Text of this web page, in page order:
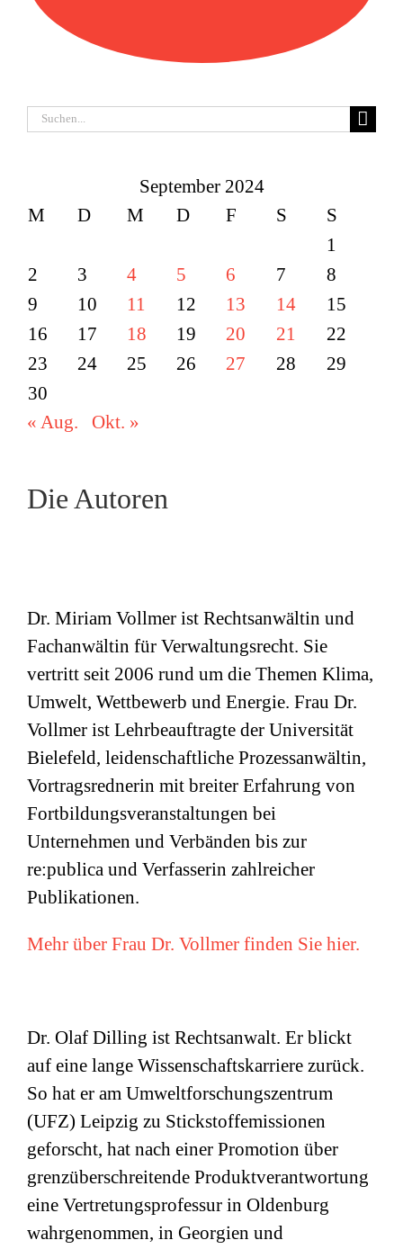
Suche
September 2024
M
D M D F S
S
1
2
3 4 5 6 7
8
9
10 11 12 13 14
15
16
17 18 19 20 21
22
23
24 25 26 27 28
29
30
« Aug.
Okt. »
Die Autoren
Dr. Miriam Vollmer ist Rechtsanwältin und
Fachanwältin für Verwaltungsrecht. Sie
vertritt seit 2006 rund um die Themen Klima,
Umwelt, Wettbewerb und Energie. Frau Dr.
Vollmer ist Lehrbeauftragte der Universität
Bielefeld, leidenschaftliche Prozessanwältin,
Vortragsrednerin mit breiter Erfahrung von
Fortbildungsveranstaltungen bei
Unternehmen und Verbänden bis zur
re:publica und Verfasserin zahlreicher
Publikationen.
Mehr über Frau Dr. Vollmer finden Sie hier.
Dr. Olaf Dilling ist Rechtsanwalt. Er blickt
auf eine lange Wissenschaftskarriere zurück.
So hat er am Umweltforschungszentrum
(UFZ) Leipzig zu Stickstoffemissionen
geforscht, hat nach einer Promotion über
grenzüberschreitende Produktverantwortung
eine Vertretungsprofessur in Oldenburg
wahrgenommen, in Georgien und